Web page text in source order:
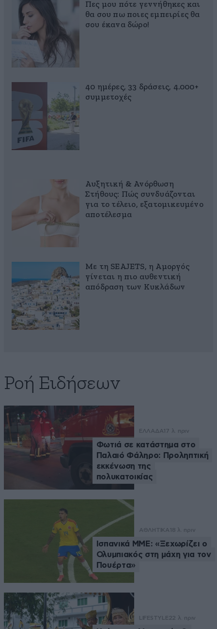
Πες μου πότε γεννήθηκες και
θα σου πω ποιες εμπειρίες θα
σου έκανα δώρο!
40 ημέρες, 33 δράσεις, 4.000+
συμμετοχές
Αυξητική & Ανόρθωση
Στήθους: Πώς συνδυάζονται
για το τέλειο, εξατομικευμένο
αποτέλεσμα
Με τη SEAJETS, η Αμοργός
γίνεται η πιο αυθεντική
απόδραση των Κυκλάδων
Ροή Ειδήσεων
ΕΛΛΑΔΑ 17 λ. πριν
Φωτιά σε κατάστημα στο
Παλαιό Φάληρο: Προληπτική
εκκένωση της
πολυκατοικίας
ΑΘΛΗΤΙΚΑ 18 λ. πριν
Ισπανικά ΜΜΕ: «Ξεχωρίζει ο
Ολυμπιακός στη μάχη για τον
Πουέρτα»
LIFESTYLE22 λ. πριν